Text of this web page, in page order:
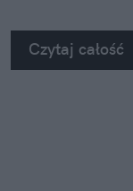
się za głowę.
Czytaj całość